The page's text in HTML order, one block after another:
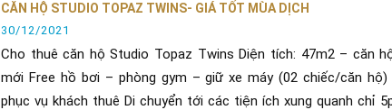
CĂN HỘ STUDIO TOPAZ TWINS- GIÁ TỐT MÙA DỊCH
30/12/2021
Cho thuê căn hộ Studio Topaz Twins Diện tích: 47m2 – căn
mới Free hồ bơi – phòng gym – giữ xe máy (02 chiếc/căn
phục vụ khách thuê Di chuyển tới các tiện ích xung quanh chỉ